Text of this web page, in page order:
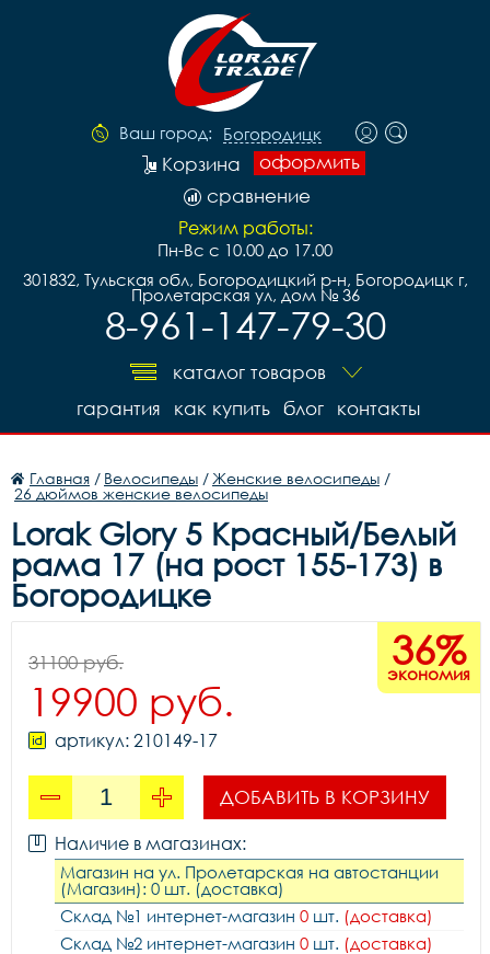
Ваш город: Богородицк
оформить
Корзина
сравнение
Режим работы:
Пн-Вс с 10.00 до 17.00
301832, Тульская обл, Богородицкий р-н, Богородицк г,
Пролетарская ул, дом № 36
8-961-147-79-30
каталог товаров
контакты
блог
как купить
гарантия
Главная / Велосипеды / Женские велосипеды /
26 дюймов женские велосипеды
Lorak Glory 5 Красный/Белый
рама 17 (на рост 155-173) в
Богородицке
36%
экономия
31100 руб.
19900 руб.
артикул: 210149-17
ДОБАВИТЬ В КОРЗИНУ
Наличие в магазинах:
Магазин на ул. Пролетарская на автостанции
(Магазин): 0 шт. (доставка)
Склад №1 интернет-магазин 0 шт. (доставка)
Склад №2 интернет-магазин 0 шт. (доставка)